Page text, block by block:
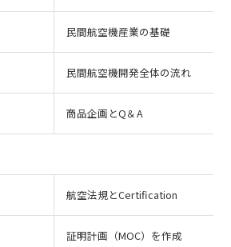
民間航空機産業の基礎
民間航空機開発全体の流れ
商品企画とQ＆A
航空法規とCertification
証明計画（MOC）を作成